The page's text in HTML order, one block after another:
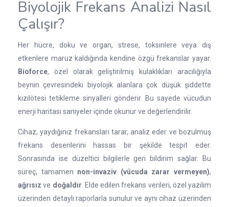
Biyolojik Frekans Analizi Nasıl
Çalışır?
Her hücre, doku ve organ, strese, toksinlere veya dış
etkenlere maruz kaldığında kendine özgü frekanslar yayar.
Bioforce, özel olarak geliştirilmiş kulaklıkları aracılığıyla
beynin çevresindeki biyolojik alanlara çok düşük şiddette
kızılötesi tetikleme sinyalleri gönderir. Bu sayede vücudun
enerji haritası saniyeler içinde okunur ve değerlendirilir.
Cihaz, yaydığınız frekansları tarar, analiz eder ve bozulmuş
frekans desenlerini hassas bir şekilde tespit eder.
Sonrasında ise düzeltici bilgilerle geri bildirim sağlar. Bu
süreç, tamamen non-invaziv (vücuda zarar vermeyen),
ağrısız ve doğaldır . Elde edilen frekans verileri, özel yazılım
üzerinden detaylı raporlarla sunulur ve aynı cihaz üzerinden